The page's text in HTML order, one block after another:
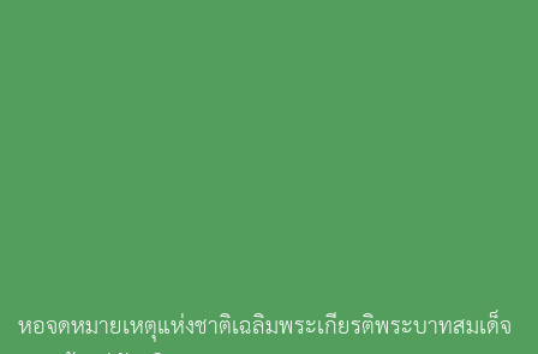
หอจดหมายเหตุแห่งชาติเฉลิมพระเกียรติพระบาทสมเด็จ